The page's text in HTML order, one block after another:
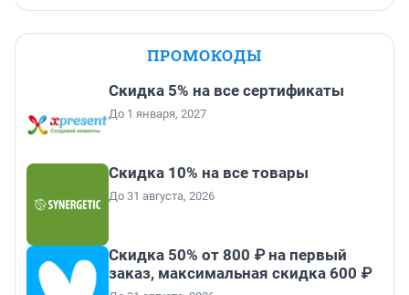
ПРОМОКОДЫ
Скидка 5% на все сертификаты
До 1 января, 2027
Скидка 10% на все товары
До 31 августа, 2026
Скидка 50% от 800 ₽ на первый
заказ, максимальная скидка 600 ₽